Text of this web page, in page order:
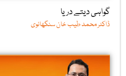
گواہی دیتے دریا
ڈاکٹر محمد طیب خان سنگھانوی